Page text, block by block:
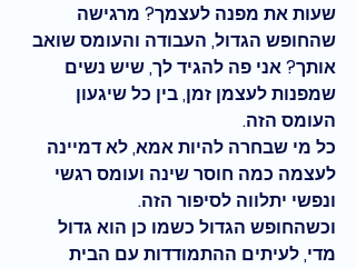
שעות את מפנה לעצמך? מרגישה
שהחופש הגדול, העבודה והעומס שואב
אותך? אני פה להגיד לך, שיש נשים
שמפנות לעצמן זמן, בין כל שיגעון
העומס הזה.
כל מי שבחרה להיות אמא, לא דמיינה
לעצמה כמה חוסר שינה ועומס רגשי
ונפשי יתלווה לסיפור הזה.
וכשהחופש הגדול כשמו כן הוא גדול
מדי, לעיתים ההתמודדות עם הבית